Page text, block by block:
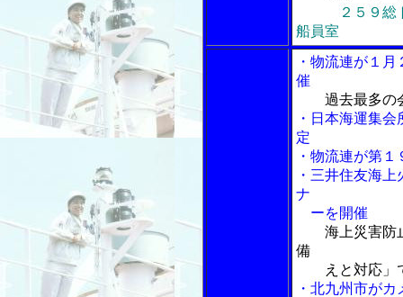
２５９
船員室
・物流連が１
催
過去最多の
・日本海運集
定
・物流連が第
・三井住友海
ナ
ーを開催
海上災害防
備
えと対応」
・北九州市が